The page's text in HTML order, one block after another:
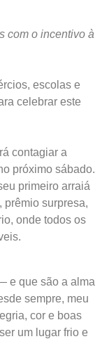
com o incentivo à
escolas e
celebrar este
contagiar a
próximo sábado.
primeiro arraiá
prêmio surpresa,
onde todos os
e que são a alma
sempre, meu
cor e boas
um lugar frio e